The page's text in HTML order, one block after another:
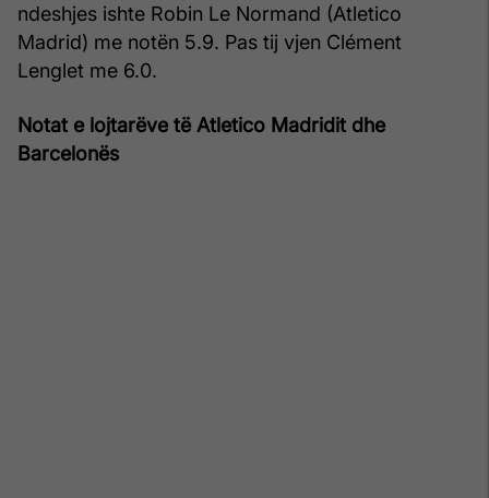
ndeshjes ishte Robin Le Normand (Atletico
Madrid) me notën 5.9. Pas tij vjen Clément
Lenglet me 6.0.
Notat e lojtarëve të Atletico Madridit dhe
Barcelonës